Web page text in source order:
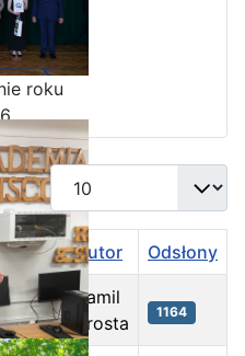
roku
Pokaż #
Autor Odsłony
Kamil
Krosta
1164